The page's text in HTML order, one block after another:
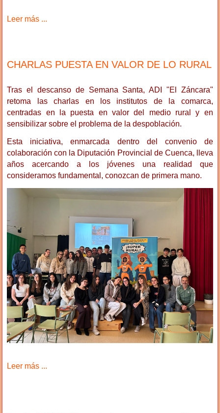
Leer más ...
CHARLAS PUESTA EN VALOR DE LO RURAL
Tras el descanso de Semana Santa, ADI "El Záncara"
retoma las charlas en los institutos de la comarca,
centradas en la puesta en valor del medio rural y en
sensibilizar sobre el problema de la despoblación.
Esta iniciativa, enmarcada dentro del convenio de
colaboración con la Diputación Provincial de Cuenca, lleva
años acercando a los jóvenes una realidad que
consideramos fundamental, conozcan de primera mano.
Leer más ...